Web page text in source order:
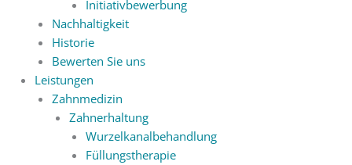
Initiativbewerbung
Nachhaltigkeit
Historie
Bewerten Sie uns
Leistungen
Zahnmedizin
Zahnerhaltung
Wurzelkanalbehandlung
Füllungstherapie